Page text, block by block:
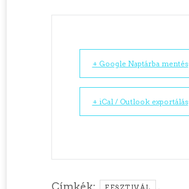
+ Google Naptárba mentés
+ iCal / Outlook exportálás
Címkék: